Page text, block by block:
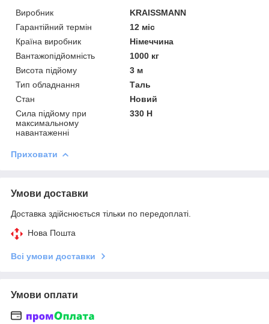
Виробник
KRAISSMANN
Гарантійний термін
12 міс
Країна виробник
Німеччина
Вантажопідйомність
1000 кг
Висота підйому
3 м
Тип обладнання
Таль
Стан
Новий
Сила підйому при
максимальному
навантаженні
330 Н
Приховати
Умови доставки
Доставка здійснюється тільки по передоплаті.
Нова Пошта
Всі умови доставки
Умови оплати